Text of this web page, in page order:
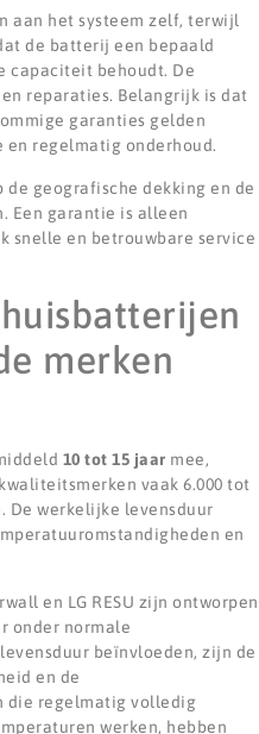
aan het systeem zelf, terwijl
de batterij een bepaald
capaciteit behoudt. De
reparaties. Belangrijk is dat
garanties gelden
regelmatig onderhoud.
geografische dekking en de
Een garantie is alleen
snelle en betrouwbare service
merken
10 tot 15 jaar mee,
vaak 6.000 tot
De werkelijke levensduur
en
en LG RESU zijn ontworpen
onder normale
beïnvloeden, zijn de
en de
die regelmatig volledig
werken, hebben